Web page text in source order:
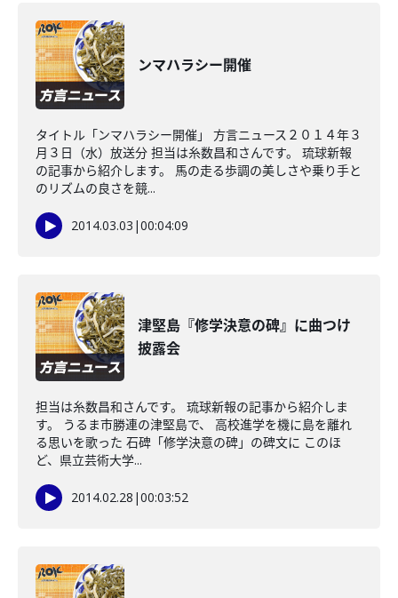
ンマハラシー開催
タイトル「ンマハラシー開催」 方言ニュース２０１４年３
月３日（水）放送分 担当は糸数昌和さんです。 琉球新報
の記事から紹介します。 馬の走る歩調の美しさや乗り手と
のリズムの良さを競...
2014.03.03 |00:04:09
津堅島『修学決意の碑』に曲つけ
披露会
担当は糸数昌和さんです。 琉球新報の記事から紹介しま
す。 うるま市勝連の津堅島で、 高校進学を機に島を離れ
る思いを歌った 石碑「修学決意の碑」の碑文に このほ
ど、県立芸術大学...
2014.02.28 |00:03:52